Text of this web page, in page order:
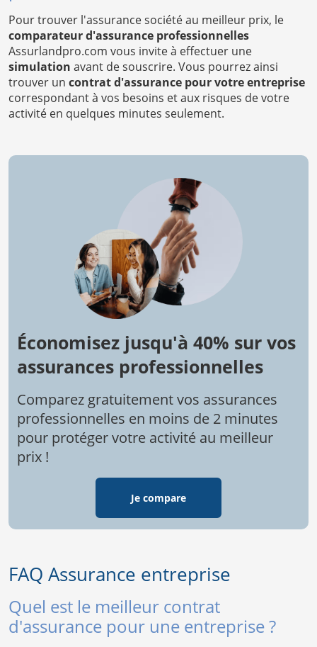
Pour trouver l'assurance société au meilleur prix, le
comparateur d'assurance professionnelles
Assurlandpro.com vous invite à effectuer une
simulation avant de souscrire. Vous pourrez ainsi
trouver un contrat d'assurance pour votre entreprise
correspondant à vos besoins et aux risques de votre
activité en quelques minutes seulement.
Économisez jusqu'à 40% sur vos
assurances professionnelles
Comparez gratuitement vos assurances
professionnelles en moins de 2 minutes
pour protéger votre activité au meilleur
prix !
Je compare
FAQ Assurance entreprise
Quel est le meilleur contrat
d'assurance pour une entreprise ?